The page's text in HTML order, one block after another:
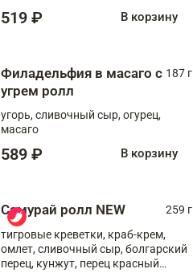
519 ₽ В корзину
Филадельфия в масаго с
угрем ролл
187 г
угорь, сливочный сыр, огурец,
масаго
589 ₽ В корзину
Самурай ролл NEW
259 г
тигровые креветки, краб-крем,
омлет, сливочный сыр, болгарский
перец, кунжут, перец красный